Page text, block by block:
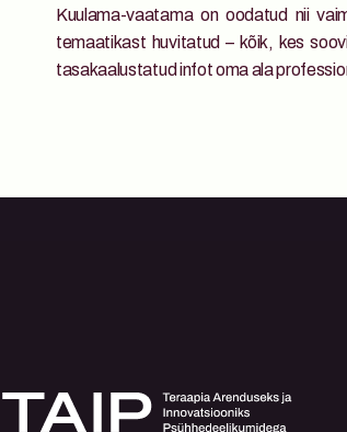
Kuulama-vaatama on oodatud nii
temaatikast huvitatud – kõik, kes
tasakaalustatud infot oma ala